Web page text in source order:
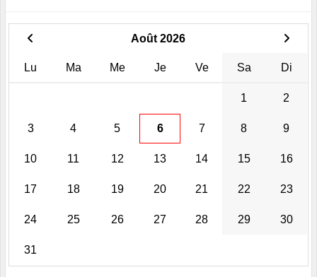
Août 2026
Lu Ma Me Je Ve Sa Di
1 2
3 4 5 6 7 8 9
10 11 12 13 14 15 16
17 18 19 20 21 22 23
24 25 26 27 28 29 30
31